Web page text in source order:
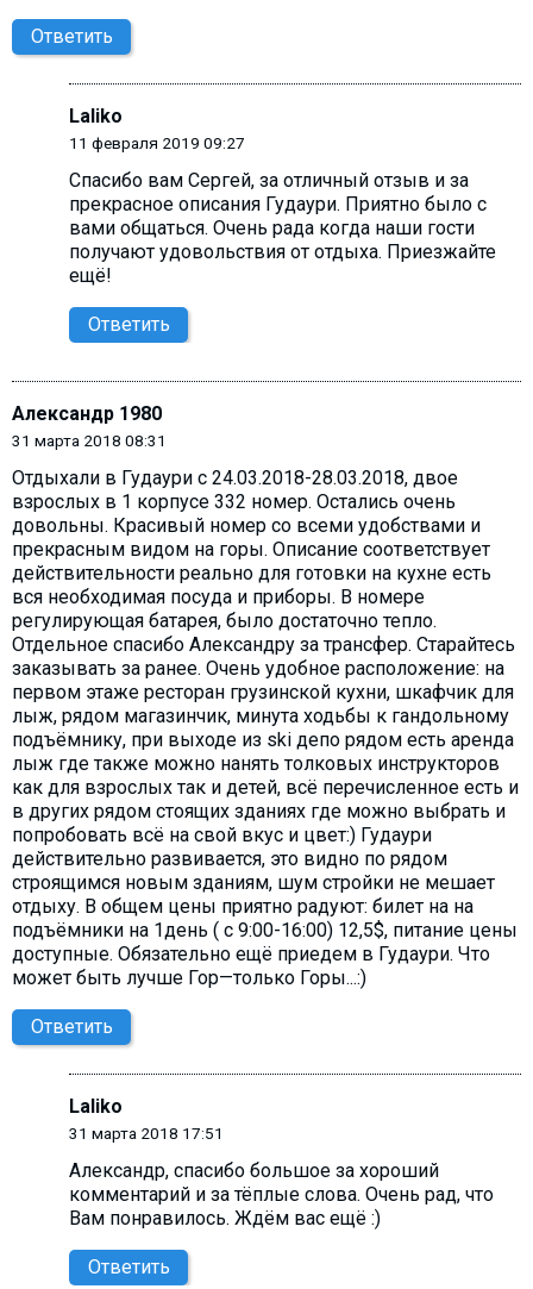
Ответить
Laliko
11 февраля 2019 09:27
Cпасибо вам Сергей, за отличный отзыв и за
прекрасное описания Гудаури. Приятно было с
вами общаться. Очень рада когда наши гости
получают удовольствия от отдыха. Приезжайте
ещё!
Ответить
Александр 1980
31 марта 2018 08:31
Отдыхали в Гудаури с 24.03.2018-28.03.2018, двое
взрослых в 1 корпусе 332 номер. Остались очень
довольны. Красивый номер со всеми удобствами и
прекрасным видом на горы. Описание соответствует
действительности реально для готовки на кухне есть
вся необходимая посуда и приборы. В номере
регулирующая батарея, было достаточно тепло.
Отдельное спасибо Александру за трансфер. Старайтесь
заказывать за ранее. Очень удобное расположение: на
первом этаже ресторан грузинской кухни, шкафчик для
лыж, рядом магазинчик, минута ходьбы к гандольному
подъёмнику, при выходе из ski депо рядом есть аренда
лыж где также можно нанять толковых инструкторов
как для взрослых так и детей, всё перечисленное есть и
в других рядом стоящих зданиях где можно выбрать и
попробовать всё на свой вкус и цвет:) Гудаури
действительно развивается, это видно по рядом
строящимся новым зданиям, шум стройки не мешает
отдыху. В общем цены приятно радуют: билет на на
подъёмники на 1день ( с 9:00-16:00) 12,5$, питание цены
доступные. Обязательно ещё приедем в Гудаури. Что
может быть лучше Гор—только Горы...:)
Ответить
Laliko
31 марта 2018 17:51
Александр, cпасибо большое за хороший
комментарий и за тёплые слова. Очень рад, что
Вам понравилось. Ждём вас ещё :)
Ответить